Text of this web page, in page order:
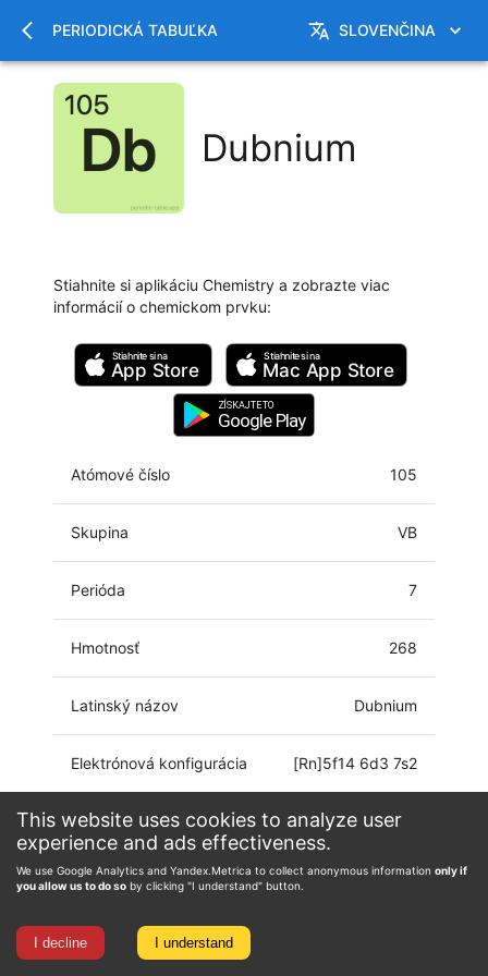
This website uses cookies to analyze user
experience and ads effectiveness.
We use Google Analytics and Yandex.Metrica to collect anonymous information only if
you allow us to do so by clicking "I understand" button.
I decline I understand
PERIODICKÁ TABUĽKA SLOVENČINA
Dubnium
Stiahnite si aplikáciu Chemistry a zobrazte viac
informácií o chemickom prvku:
Stiahnite si na
App Store
Stiahnite si na
Mac App Store
ZÍSKAJTE TO
Google Play
Atómové číslo 105
Skupina VB
Perióda 7
Hmotnosť 268
Latinský názov Dubnium
Elektrónová konfigurácia [Rn]5f14 6d3 7s2
Oxidačné číslo 0, 3, 4, 5